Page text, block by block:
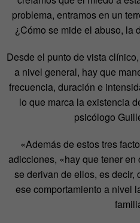
problema, entramos en un
¿Cómo se mide el abuso, la
Desde el punto de vista
a nivel general, hay que
frecuencia, duración e
lo que marca la existencia
psicólogo
«Además de estos tres
adicciones, «hay que tener
se derivan de ellos, es
ese comportamiento a nivel